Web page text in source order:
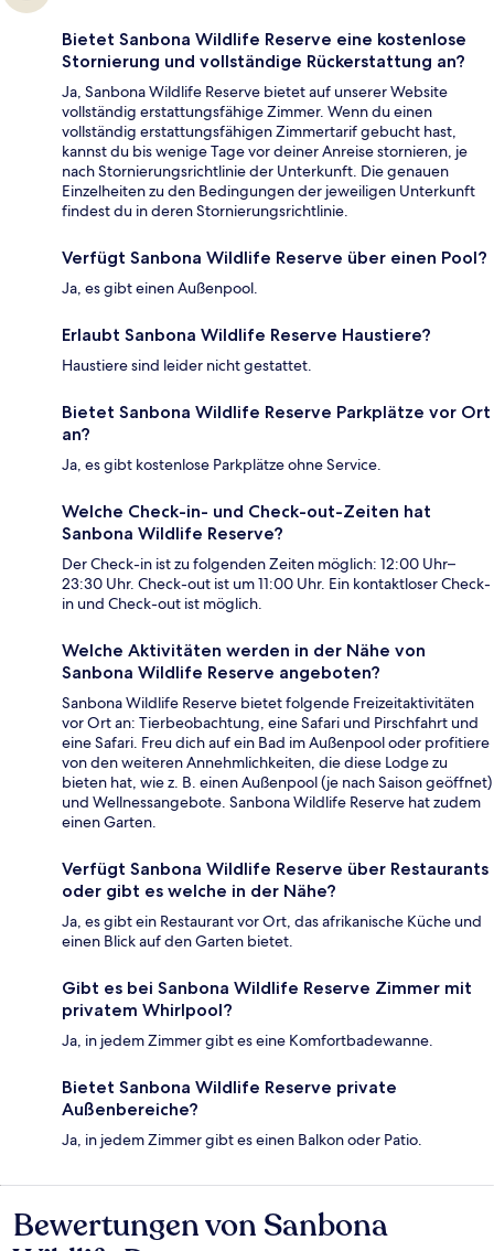
Bietet Sanbona Wildlife Reserve eine kostenlose
Stornierung und vollständige Rückerstattung an?
Ja, Sanbona Wildlife Reserve bietet auf unserer Website
vollständig erstattungsfähige Zimmer. Wenn du einen
vollständig erstattungsfähigen Zimmertarif gebucht hast,
kannst du bis wenige Tage vor deiner Anreise stornieren, je
nach Stornierungsrichtlinie der Unterkunft. Die genauen
Einzelheiten zu den Bedingungen der jeweiligen Unterkunft
findest du in deren Stornierungsrichtlinie.
Verfügt Sanbona Wildlife Reserve über einen Pool?
Ja, es gibt einen Außenpool.
Erlaubt Sanbona Wildlife Reserve Haustiere?
Haustiere sind leider nicht gestattet.
Bietet Sanbona Wildlife Reserve Parkplätze vor Ort
an?
Ja, es gibt kostenlose Parkplätze ohne Service.
Welche Check-in- und Check-out-Zeiten hat
Sanbona Wildlife Reserve?
Der Check-in ist zu folgenden Zeiten möglich: 12:00 Uhr–
23:30 Uhr. Check-out ist um 11:00 Uhr. Ein kontaktloser Check-
in und Check-out ist möglich.
Welche Aktivitäten werden in der Nähe von
Sanbona Wildlife Reserve angeboten?
Sanbona Wildlife Reserve bietet folgende Freizeitaktivitäten
vor Ort an: Tierbeobachtung, eine Safari und Pirschfahrt und
eine Safari. Freu dich auf ein Bad im Außenpool oder profitiere
von den weiteren Annehmlichkeiten, die diese Lodge zu
bieten hat, wie z. B. einen Außenpool (je nach Saison geöffnet)
und Wellnessangebote. Sanbona Wildlife Reserve hat zudem
einen Garten.
Verfügt Sanbona Wildlife Reserve über Restaurants
oder gibt es welche in der Nähe?
Ja, es gibt ein Restaurant vor Ort, das afrikanische Küche und
einen Blick auf den Garten bietet.
Gibt es bei Sanbona Wildlife Reserve Zimmer mit
privatem Whirlpool?
Ja, in jedem Zimmer gibt es eine Komfortbadewanne.
Bietet Sanbona Wildlife Reserve private
Außenbereiche?
Ja, in jedem Zimmer gibt es einen Balkon oder Patio.
Bewertungen
Bewertungen von Sanbona